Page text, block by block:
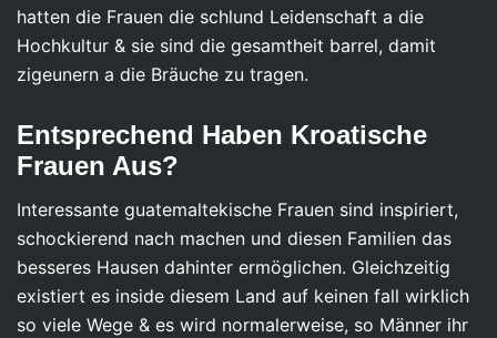
hatten die Frauen die schlund Leidenschaft a die
Hochkultur & sie sind die gesamtheit barrel, damit
zigeunern a die Bräuche zu tragen.
Entsprechend Haben Kroatische
Frauen Aus?
Interessante guatemaltekische Frauen sind inspiriert,
schockierend nach machen und diesen Familien das
besseres Hausen dahinter ermöglichen. Gleichzeitig
existiert es inside diesem Land auf keinen fall wirklich
so viele Wege & es wird normalerweise, so Männer ihr